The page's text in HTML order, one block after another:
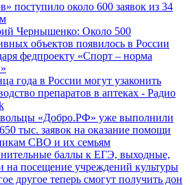
поступило около 600 заявок из 34
Чернышенко: Около 500
объектов появилось в России
федпроекту «Спорт – норма
года в России могут узаконить
препаратов в аптеках - Радио
«Добро.РФ» уже выполнили
тыс. заявок на оказание помощи
СВО и их семьям
баллы к ЕГЭ, выходные,
на посещение учреждений культуры
другое теперь смогут получить дон